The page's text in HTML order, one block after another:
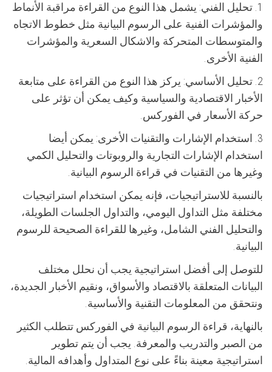
1. تحليل الفني: يشمل هذا النوع من القراءة مراقبة الأنماط
والمؤشرات الفنية على الرسوم البيانية مثل خطوط الاتجاه
والمتوسطات المتحركة والاشكال السعرية والمؤشرات
الفنية الأخرى.
2. تحليل الأساسي: يركز هذا النوع من القراءة على متابعة
الأخبار الاقتصادية والسياسية وكيف يمكن أن تؤثر على
حركة الأسعار في الفوركس.
3. استخدام الإشارات والتقنيات الأخرى: يمكن أيضا
استخدام الإشارات التجارية والروبوتات والتحليل الكمي
وغيرها من التقنيات في قراءة الرسوم البيانية.
بالنسبة للاستراتيجيات، فإنه يمكن استخدام استراتيجيات
مختلفة مثل التداول اليومي، والتداول الجلسات الطويلة،
والتحليل الفني الشامل، وغيرها للقراءة الصحيحة للرسوم
البيانية.
للتوصل إلى أفضل استراتيجية يجب أن نحلل مختلف
البيانات المتعلقة بالاقتصاد والأسواق، ونقيم الأخبار الجديدة،
ونتحقق من المعلومات التقنية والأساسية.
بالنهاية، قراءة الرسوم البيانية في الفوركس تتطلب الكثير
من الصبر والتدريب والمعرفة. يجب أن يتم تطوير
استراتيجية معينة بناءً على نوع المتداول وأهدافه المالية.